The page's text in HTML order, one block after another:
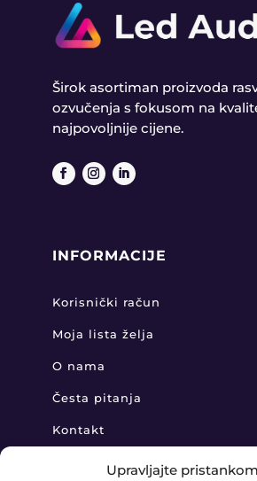
Upravljajte
Širok asortiman proizvoda
ozvučenja s fokusom na
najpovoljnije cijene.
INFORMACIJE
Korisnički račun
Moja lista želja
O nama
Česta pitanja
Kontakt